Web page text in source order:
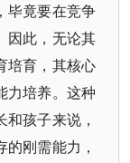
毕竟要在竞争
因此，无论其
培育，其核心
力培养。这种
孩子来说，
刚需能力，